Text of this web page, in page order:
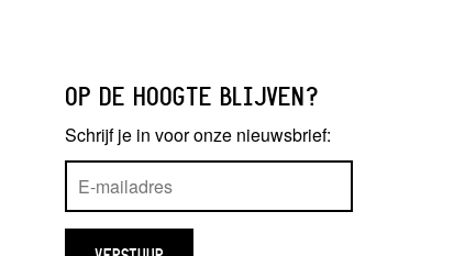
OP DE HOOGTE BLIJVEN?
Schrijf je in voor onze nieuwsbrief: